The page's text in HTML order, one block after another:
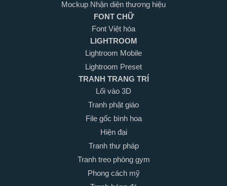
Mockup Nhận diện thương hiệu
FONT CHỮ
Font Việt hóa
LIGHTROOM
Lightroom Mobile
Lightroom Preset
TRANH TRANG TRÍ
Lối vào 3D
Tranh phật giáo
File gốc bình hoa
Hiện đại
Tranh thư pháp
Tranh treo phòng gym
Phong cách mỹ